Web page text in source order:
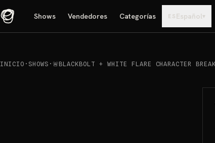
Shows Vendedores Categorías ES Español▾
INICIO · SHOWS · 🚨BLACKBOLT + WHITE FLARE CHARACTER